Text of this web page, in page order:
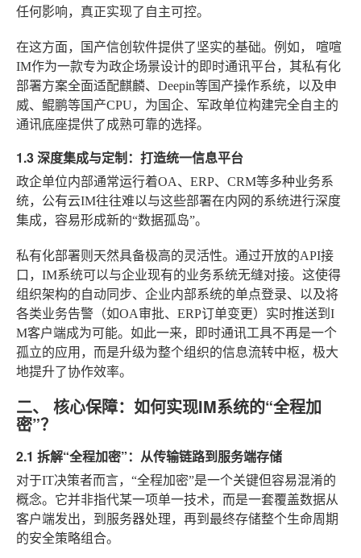
任何影响，真正实现了自主可控。
在这方面，国产信创软件提供了坚实的基础。例如， 喧喧
IM作为一款专为政企场景设计的即时通讯平台，其私有化
部署方案全面适配麒麟、Deepin等国产操作系统，以及申
威、鲲鹏等国产CPU，为国企、军政单位构建完全自主的
通讯底座提供了成熟可靠的选择。
1.3 深度集成与定制：打造统一信息平台
政企单位内部通常运行着OA、ERP、CRM等多种业务系
统，公有云IM往往难以与这些部署在内网的系统进行深度
集成，容易形成新的“数据孤岛”。
私有化部署则天然具备极高的灵活性。通过开放的API接
口，IM系统可以与企业现有的业务系统无缝对接。这使得
组织架构的自动同步、企业内部系统的单点登录、以及将
各类业务告警（如OA审批、ERP订单变更）实时推送到I
M客户端成为可能。如此一来，即时通讯工具不再是一个
孤立的应用，而是升级为整个组织的信息流转中枢，极大
地提升了协作效率。
二、 核心保障：如何实现IM系统的“全程加
密”？
2.1 拆解“全程加密”：从传输链路到服务端存储
对于IT决策者而言，“全程加密”是一个关键但容易混淆的
概念。它并非指代某一项单一技术，而是一套覆盖数据从
客户端发出，到服务器处理，再到最终存储整个生命周期
的安全策略组合。